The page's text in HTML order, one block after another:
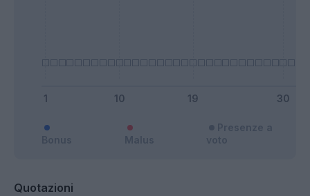
Quotazioni